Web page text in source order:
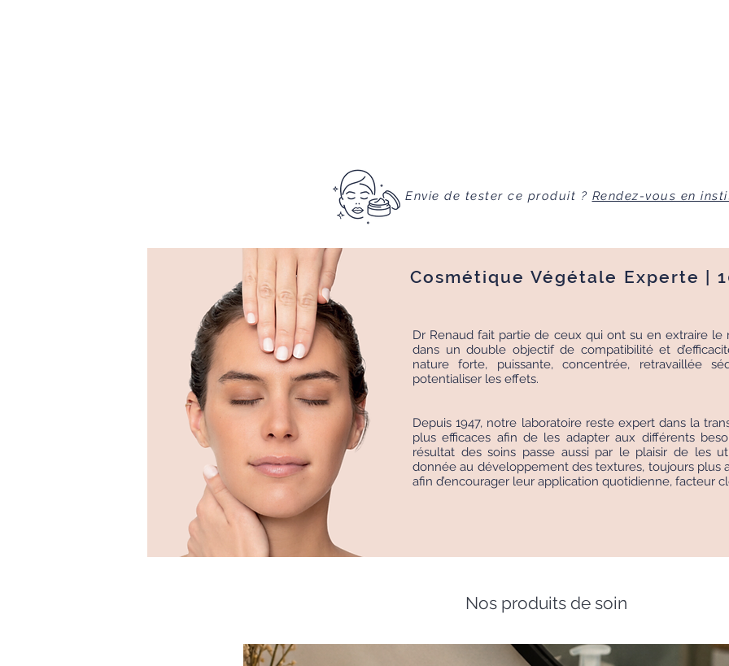
Envie de tester ce produit ? Rendez-vous en
Cosmétique Végétale Experte |
Dr Renaud fait partie de ceux qui ont su en extraire le
dans un double objectif de compatibilité et
nature forte, puissante, concentrée, retravaillée
potentialiser les effets.
Depuis 1947, notre laboratoire reste expert dans la
plus efficaces afin de les adapter aux différents
résultat des soins passe aussi par le plaisir de les
donnée au développement des textures, toujours plus
afin d’encourager leur application quotidienne, facteur
Nos produits de soin